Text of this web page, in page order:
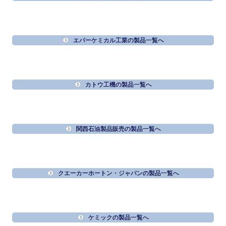
エバーケミカル工業の製品一覧へ
カトウ工機の製品一覧へ
関西石油製品販売の製品一覧へ
クエーカーホートン・ジャパンの製品一覧へ
ケミックの製品一覧へ